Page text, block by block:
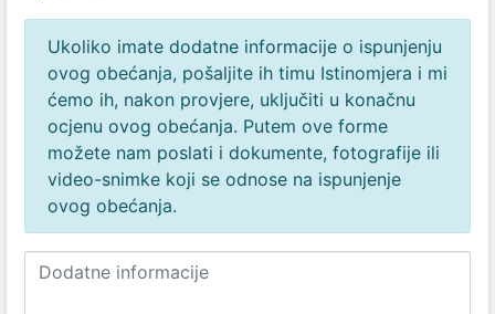
Ukoliko imate dodatne informacije o ispunjenju
ovog obećanja, pošaljite ih timu Istinomjera i mi
ćemo ih, nakon provjere, uključiti u konačnu
ocjenu ovog obećanja. Putem ove forme
možete nam poslati i dokumente, fotografije ili
video-snimke koji se odnose na ispunjenje
ovog obećanja.